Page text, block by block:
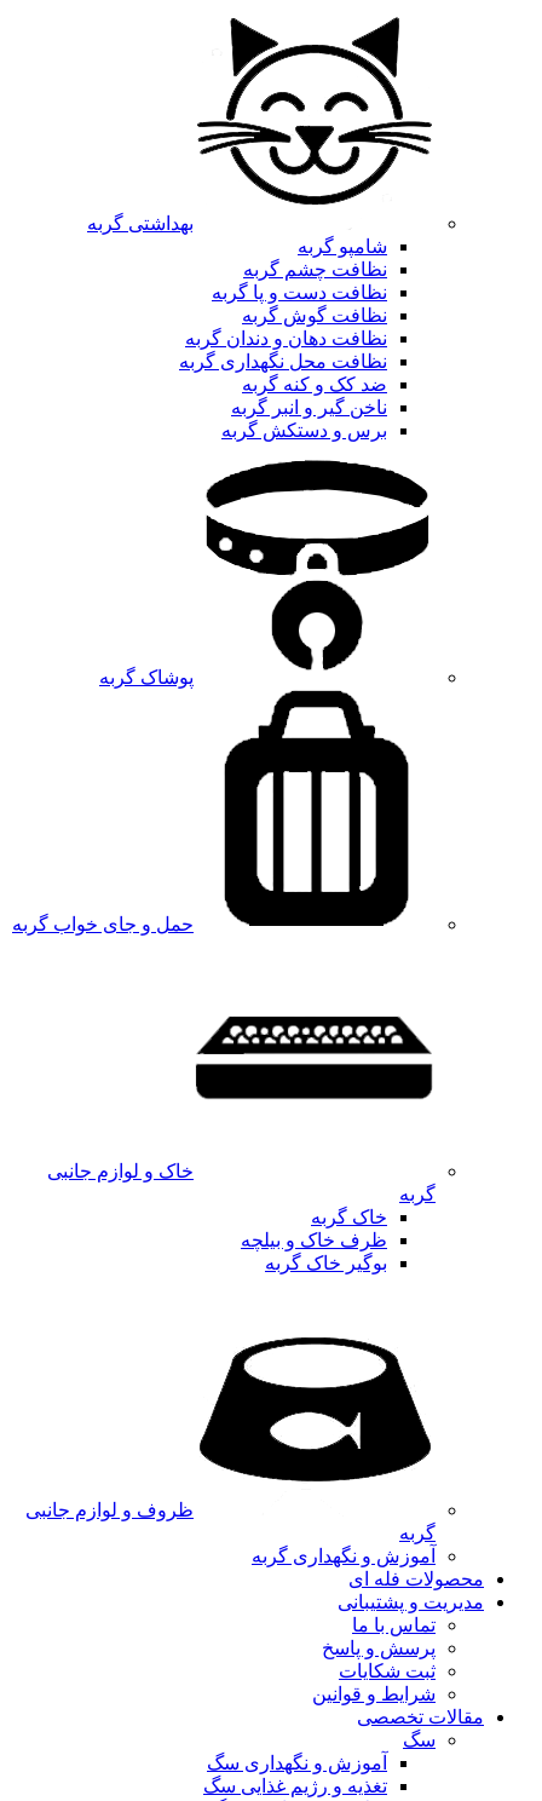
بهداشتی گربه
شامپو گربه
نظافت چشم گربه
نظافت دست و پا گربه
نظافت گوش گربه
نظافت دهان و دندان گربه
نظافت محل نگهداری گربه
ضد کک و کنه گربه
ناخن گیر و انبر گربه
برس و دستکش گربه
پوشاک گربه
حمل و جای خواب گربه
خاک و لوازم جانبی
گربه
خاک گربه
ظرف خاک و بیلچه
بوگیر خاک گربه
ظروف و لوازم جانبی
گربه
آموزش و نگهداری گربه
محصولات فله ای
مدیریت و پشتیبانی
تماس با ما
پرسش و پاسخ
ثبت شکایات
شرایط و قوانین
مقالات تخصصی
سگ
آموزش و نگهداری سگ
تغذیه و رژیم غذایی سگ